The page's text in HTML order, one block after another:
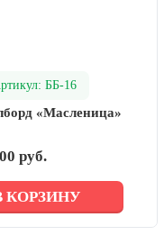
ББ-16
«Масленица»
руб.
КОРЗИНУ